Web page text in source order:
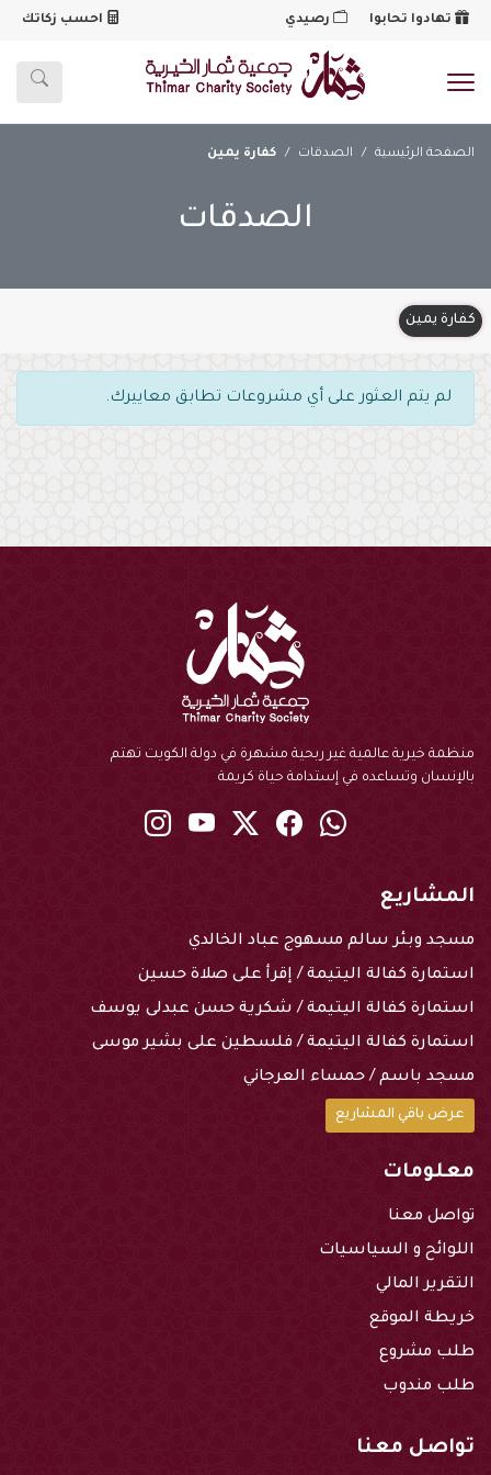
تهادوا تحابوا رصيدي احسب زكاتك
شعار
الصفحة الرئيسية الصدقات كفارة يمين
الصدقات
كفارة يمين
لم يتم العثور على أي مشروعات تطابق معاييرك.
منظمة خيرية عالمية غير ربحية مشهرة في دولة الكويت تهتم
بالإنسان وتساعده في إستدامة حياة كريمة
Whatsapp
Facebook
twitter
youtube
instagram
المشاريع
مسجد وبئر سالم مسهوج عباد الخالدي
استمارة كفالة اليتيمة / إقرأ على صلاة حسين
استمارة كفالة اليتيمة / شكرية حسن عبدلى يوسف
استمارة كفالة اليتيمة / فلسطين على بشير موسى
مسجد باسم / حمساء العرجاني
عرض باقي المشاريع
معلومات
تواصل معنا
اللوائح و السياسيات
التقرير المالي
خريطة الموقع
طلب مشروع
طلب مندوب
تواصل معنا